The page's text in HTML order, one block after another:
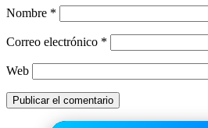
Nombre *
Correo electrónico *
Web